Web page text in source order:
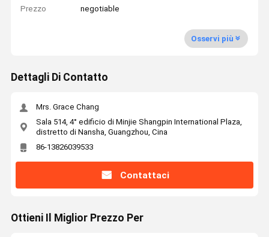
Prezzo negotiable
Osservi più
Dettagli Di Contatto
Mrs. Grace Chang
Sala 514, 4° edificio di Minjie Shangpin International Plaza,
distretto di Nansha, Guangzhou, Cina
86-13826039533
Contattaci
Ottieni Il Miglior Prezzo Per